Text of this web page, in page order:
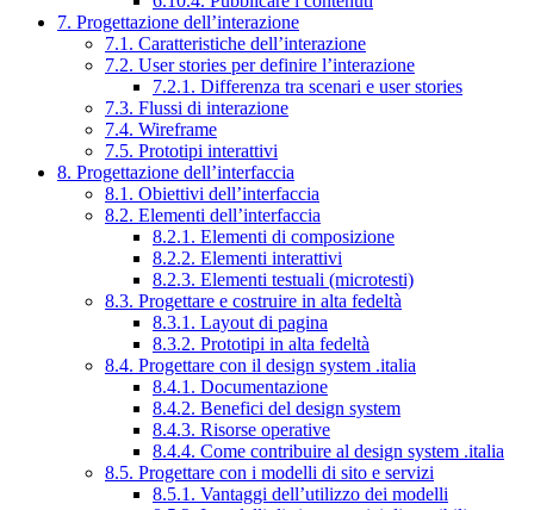
7. Progettazione dell’interazione
7.1. Caratteristiche dell’interazione
7.2. User stories per definire l’interazione
7.2.1. Differenza tra scenari e user stories
7.3. Flussi di interazione
7.4. Wireframe
7.5. Prototipi interattivi
8. Progettazione dell’interfaccia
8.1. Obiettivi dell’interfaccia
8.2. Elementi dell’interfaccia
8.2.1. Elementi di composizione
8.2.2. Elementi interattivi
8.2.3. Elementi testuali (microtesti)
8.3. Progettare e costruire in alta fedeltà
8.3.1. Layout di pagina
8.3.2. Prototipi in alta fedeltà
8.4. Progettare con il design system .italia
8.4.1. Documentazione
8.4.2. Benefici del design system
8.4.3. Risorse operative
8.4.4. Come contribuire al design system .italia
8.5. Progettare con i modelli di sito e servizi
8.5.1. Vantaggi dell’utilizzo dei modelli